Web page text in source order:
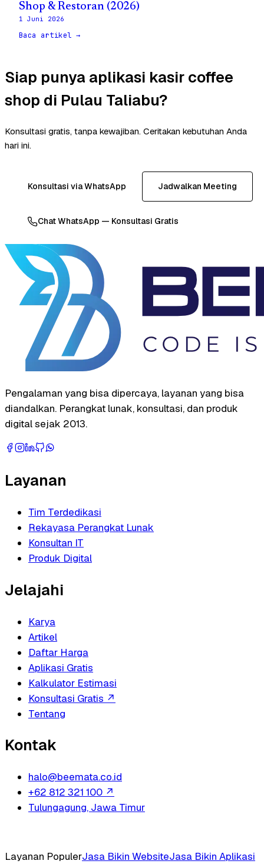
Shop & Restoran (2026)
1 Juni 2026
Baca artikel →
Siap punya aplikasi kasir coffee
shop di Pulau Taliabu?
Konsultasi gratis, tanpa kewajiban. Ceritakan kebutuhan Anda
hari ini.
Konsultasi via WhatsApp Jadwalkan Meeting
Chat WhatsApp — Konsultasi Gratis
Pengalaman yang bisa dipercaya, layanan yang bisa
diandalkan. Perangkat lunak, konsultasi, dan produk
digital sejak 2013.
Layanan
Tim Terdedikasi
Rekayasa Perangkat Lunak
Konsultan IT
Produk Digital
Jelajahi
Karya
Artikel
Daftar Harga
Aplikasi Gratis
Kalkulator Estimasi
Konsultasi Gratis ↗
Tentang
Kontak
halo@beemata.co.id
+62 812 321 100 ↗
Tulungagung, Jawa Timur
Layanan PopulerJasa Bikin WebsiteJasa Bikin Aplikasi